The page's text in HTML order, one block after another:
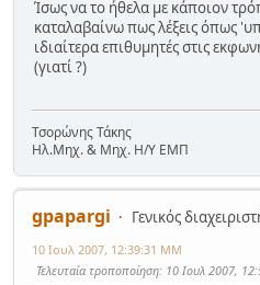
Ίσως να το ήθελα με κάποιον
καταλαβαίνω πως λέξεις όπως
ιδιαίτερα επιθυμητές στις
(γιατί ?)
Τσορώνης Τάκης
Ηλ.Μηχ. & Μηχ. Η/Υ ΕΜΠ
gpapargi
Γενικός
10 Ιουλ 2007, 12:39:31 ΜΜ
Τελευταία τροποποίηση: 10 Ιουλ 2007,